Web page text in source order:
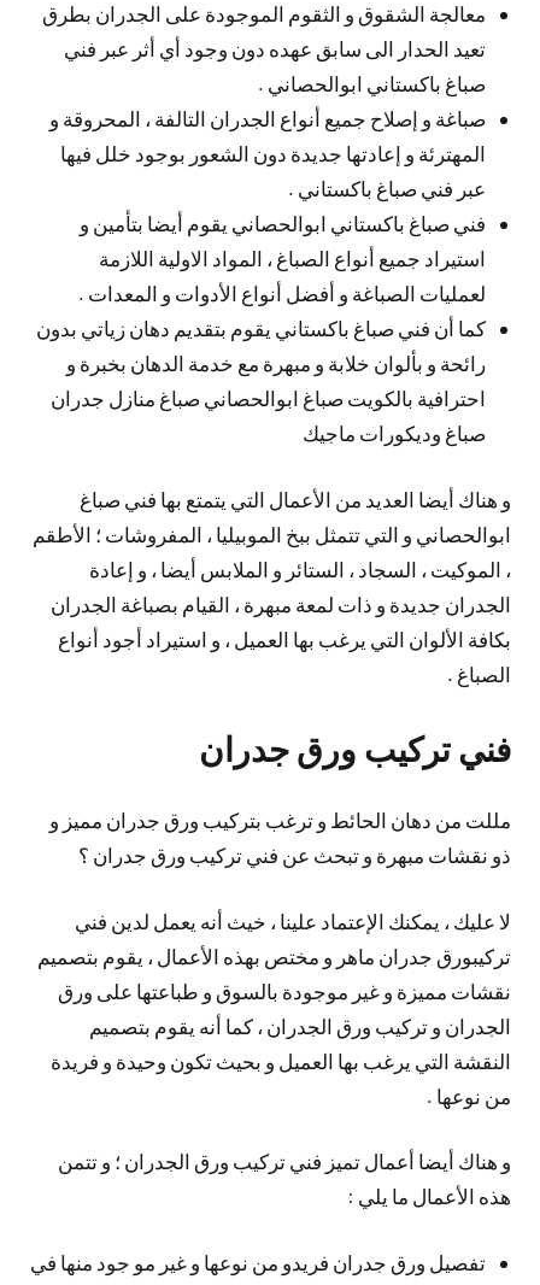
معالجة الشقوق و الثقوم الموجودة على الجدران بطرق
تعيد الحدار الى سابق عهده دون وجود أي أثر عبر فني
صباغ باكستاني ابوالحصاني .
صباغة و إصلاح جميع أنواع الجدران التالفة ، المحروقة و
المهترئة و إعادتها جديدة دون الشعور بوجود خلل فيها
عبر فني صباغ باكستاني .
فني صباغ باكستاني ابوالحصاني يقوم أيضا بتأمين و
استيراد جميع أنواع الصباغ ، المواد الاولية اللازمة
لعمليات الصباغة و أفضل أنواع الأدوات و المعدات .
كما أن فني صباغ باكستاني يقوم بتقديم دهان زياتي بدون
رائحة و بألوان خلابة و مبهرة مع خدمة الدهان بخبرة و
احترافية بالكويت صباغ ابوالحصاني صباغ منازل جدران
صباغ وديكورات ماجيك
و هناك أيضا العديد من الأعمال التي يتمتع بها فني صباغ
ابوالحصاني و التي تتمثل ببخ الموبيليا ، المفروشات ؛ الأطقم
، الموكيت ، السجاد ، الستائر و الملابس أيضا ، و إعادة
الجدران جديدة و ذات لمعة مبهرة ، القيام بصباغة الجدران
بكافة الألوان التي يرغب بها العميل ، و استيراد أجود أنواع
الصباغ .
فني تركيب ورق جدران
مللت من دهان الحائط و ترغب بتركيب ورق جدران مميز و
ذو نقشات مبهرة و تبحث عن فني تركيب ورق جدران ؟
لا عليك ، يمكنك الإعتماد علينا ، خيث أنه يعمل لدين فني
تركيبورق جدران ماهر و مختص بهذه الأعمال ، يقوم بتصميم
نقشات مميزة و غير موجودة بالسوق و طباعتها على ورق
الجدران و تركيب ورق الجدران ، كما أنه يقوم بتصميم
النقشة التي يرغب بها العميل و بحيث تكون وحيدة و فريدة
من نوعها .
و هناك أيضا أعمال تميز فني تركيب ورق الجدران ؛ و تتمن
هذه الأعمال ما يلي :
تفصيل ورق جدران فريدو من نوعها و غير مو جود منها في